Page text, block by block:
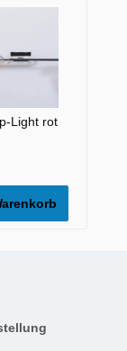
Light rot